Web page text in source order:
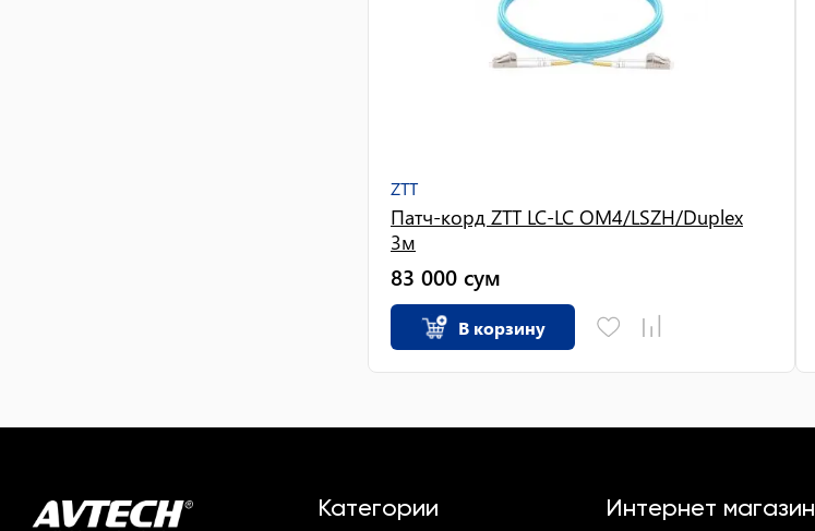
ZTT
Патч-корд ZTT LC-LC OM4/LSZH/Duplex
3м
83 000 сум
В корзину
Категории Интернет магазин